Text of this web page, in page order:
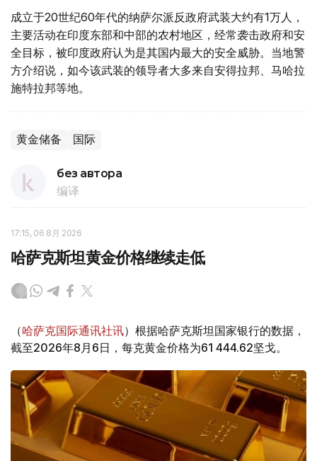
成立于20世纪60年代的纳萨尔派反政府武装大约有1万人，
主要活动在印度东部和中部的农村地区，经常袭击政府和安
全目标，被印度政府认为是其国内最大的安全威胁。当地警
方介绍说，如今该武装的领导者大多来自安得拉邦、马哈拉
施特拉邦等地。
黄金储备 国际
без автора
编译
17:15, 06 8月 2026
哈萨克斯坦黄金价格继续走低
（哈萨克国际通讯社讯）根据哈萨克斯坦国家银行的数据，
截至2026年8月6日，每克黄金价格为61 444.62坚戈。